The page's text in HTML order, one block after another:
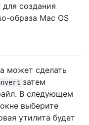
для создания
образа Mac OS
может сделать
затем
В следующем
выберите
утилита будет